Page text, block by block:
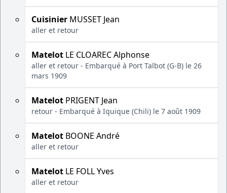
Cuisinier MUSSET Jean
aller et retour
Matelot LE CLOAREC Alphonse
aller et retour - Embarqué à Port Talbot (G-B) le 26
mars 1909
Matelot PRIGENT Jean
retour - Embarqué à Iquique (Chili) le 7 août 1909
Matelot BOONE André
aller et retour
Matelot LE FOLL Yves
aller et retour